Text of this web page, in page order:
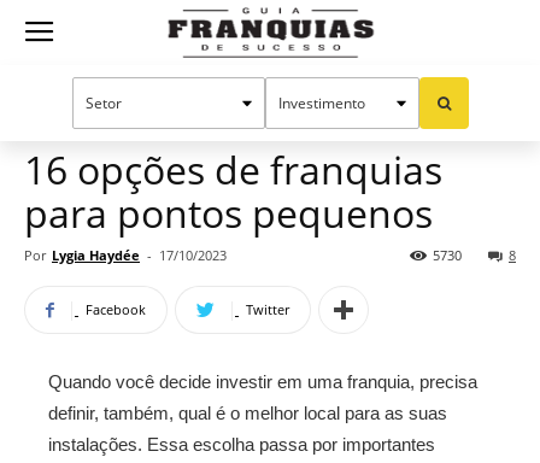
Guia
Oportunidades e tendências
16 opções de franquias
para pontos pequenos
Por Lygia Haydée - 17/10/2023 8
5730
Facebook Twitter
Quando você decide investir em uma franquia, precisa
definir, também, qual é o melhor local para as suas
instalações. Essa escolha passa por importantes